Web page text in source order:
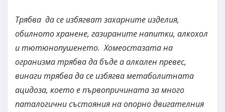
Трябва да се избягват захарните изделия,
обилното хранене, газираните напитки, алкохол
и тютюнопушенето. Хомеостазата на
огранизма трябва да бъде а алкален превес,
винаги трябва да се избягва метаболитната
ацидоза, което е първопричината за много
паталогични състояния на опорно двигателния